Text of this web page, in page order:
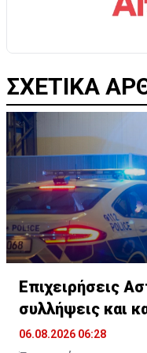
ΣΧΕΤΙΚΑ
Επιχειρήσεις
συλλήψεις και
οδηγών
06.08.2026 06:28